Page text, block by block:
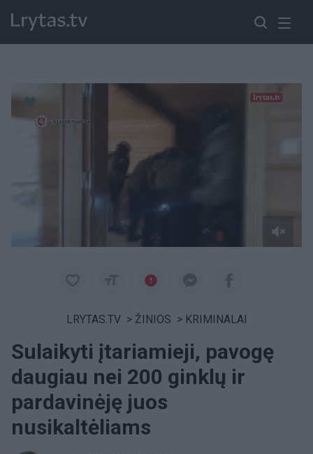
LRYTAS.TV > ŽINIOS > KRIMINALAI
Sulaikyti įtariamieji, pavogę
daugiau nei 200 ginklų ir
pardavinėję juos
nusikaltėliams